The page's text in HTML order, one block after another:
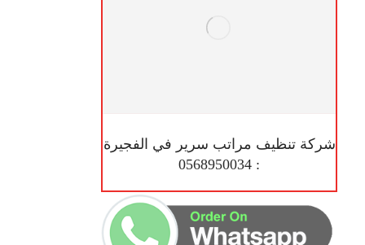
شركة تنظيف مراتب سرير في الفجيرة
: 0568950034